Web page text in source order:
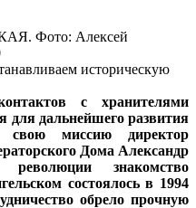
Фото: Алексей
с хранителями
для дальнейшего развития
свою миссию директор
Дома Александр
знакомство
состоялось в 1994
обрело прочную